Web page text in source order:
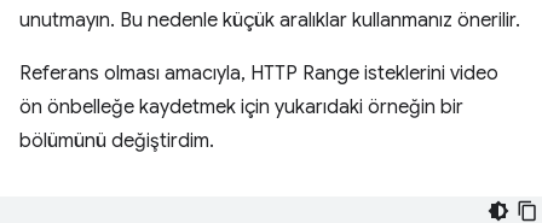
unutmayın. Bu nedenle küçük aralıklar kullanmanız önerilir.
Referans olması amacıyla, HTTP Range isteklerini video
ön önbelleğe kaydetmek için yukarıdaki örneğin bir
bölümünü değiştirdim.